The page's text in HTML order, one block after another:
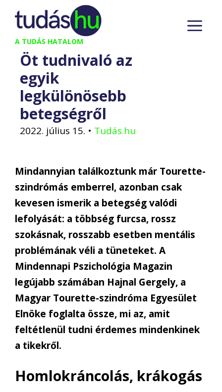
Kilépés
tartalomba
A TUDÁS HATALOM
Öt tudnivaló az
egyik
legkülönösebb
betegségről
2022. július 15. • Tudás.hu
Mindannyian találkoztunk már Tourette-
szindrómás emberrel, azonban csak
kevesen ismerik a betegség valódi
lefolyását: a többség furcsa, rossz
szokásnak, rosszabb esetben mentális
problémának véli a tüneteket. A
Mindennapi Pszichológia Magazin
legújabb számában Hajnal Gergely, a
Magyar Tourette-szindróma Egyesület
Elnöke foglalta össze, mi az, amit
feltétlenül tudni érdemes mindenkinek
a tikekről.
Homlokráncolás, krákogás